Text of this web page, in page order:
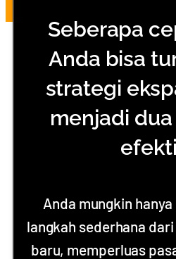
Seberapa
Anda bisa
strategi
menjadi
Anda mungkin
langkah sederhana
baru, memperluas